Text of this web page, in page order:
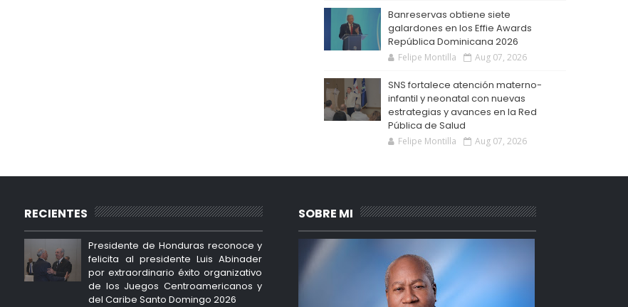
Banreservas obtiene siete
galardones en los Effie Awards
República Dominicana 2026
Felipe Montilla Aug 07, 2026
SNS fortalece atención materno-
infantil y neonatal con nuevas
estrategias y avances en la Red
Pública de Salud
Felipe Montilla Aug 07, 2026
RECIENTES
Presidente de Honduras reconoce y
felicita al presidente Luis Abinader
por extraordinario éxito organizativo
de los Juegos Centroamericanos y
del Caribe Santo Domingo 2026
SOBRE MI